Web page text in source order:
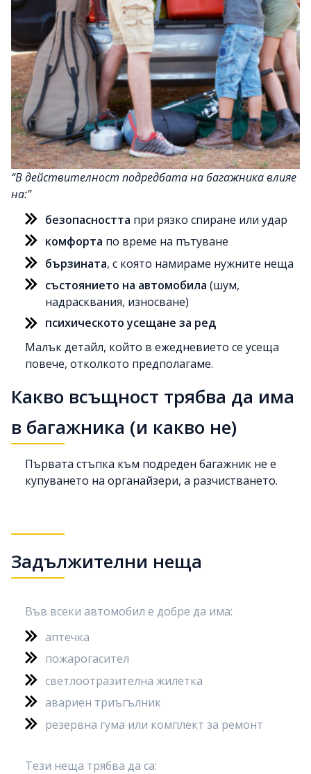
В действителност подредбата на багажника влияе
на:
безопасността при рязко спиране или удар
комфорта по време на пътуване
бързината, с която намираме нужните неща
състоянието на автомобила (шум,
надрасквания, износване)
психическото усещане за ред
Малък детайл, който в ежедневието се усеща
повече, отколкото предполагаме.
Какво всъщност трябва да има
в багажника (и какво не)
Първата стъпка към подреден багажник не е
купуването на органайзери, а разчистването.
Задължителни неща
Във всеки автомобил е добре да има:
аптечка
пожарогасител
светлоотразителна жилетка
авариен триъгълник
резервна гума или комплект за ремонт
Тези неща трябва да са: